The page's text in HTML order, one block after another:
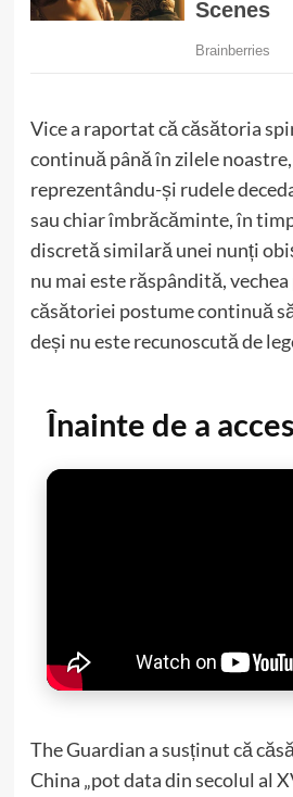
Vice a raportat că căsătoria
continuă până în zilele
reprezentându-și rudele
sau chiar îmbrăcăminte, în
discretă similară unei nunți
nu mai este răspândită,
căsătoriei postume continuă
deși nu este recunoscută de
Înainte de a
The Guardian a susținut că
China „pot data din secolul al